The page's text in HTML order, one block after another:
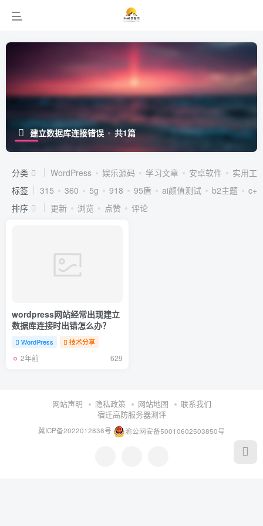
建立数据库连接错误 共1篇
分类 WordPress 娱乐源码 学习文章 安卓软件
实用工
标签
315 360 5g 918 95盾 ai颜值测试 b2主题
c++
排序
更新 浏览 点赞 评论
wordpress网站经常出现建立
数据库连接时出错怎么办？
WordPress 技术分享
2年前 629
网站声明 隐私政策 网站地图
联系我们
宿迁高防服务器测评
冀ICP备2022012838号 渝公网安备50010602503850号